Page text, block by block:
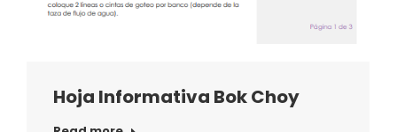
Hoja Informativa Bok Choy